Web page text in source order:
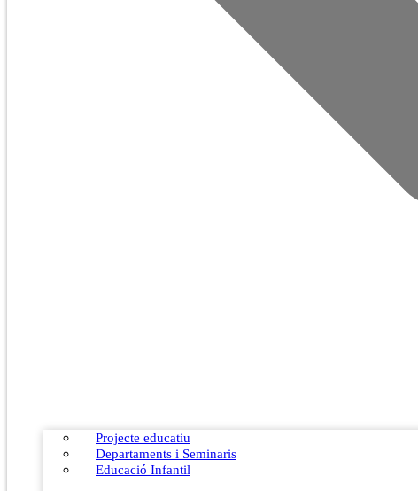
Projecte educatiu
Departaments i Seminaris
Educació Infantil